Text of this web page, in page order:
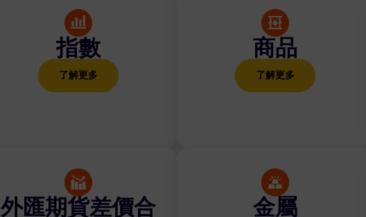
指數
了解更多
商品
了解更多
外匯期貨差價合
金屬